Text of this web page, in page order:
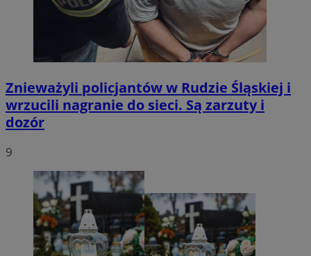
Znieważyli policjantów w Rudzie Śląskiej i
wrzucili nagranie do sieci. Są zarzuty i
dozór
9